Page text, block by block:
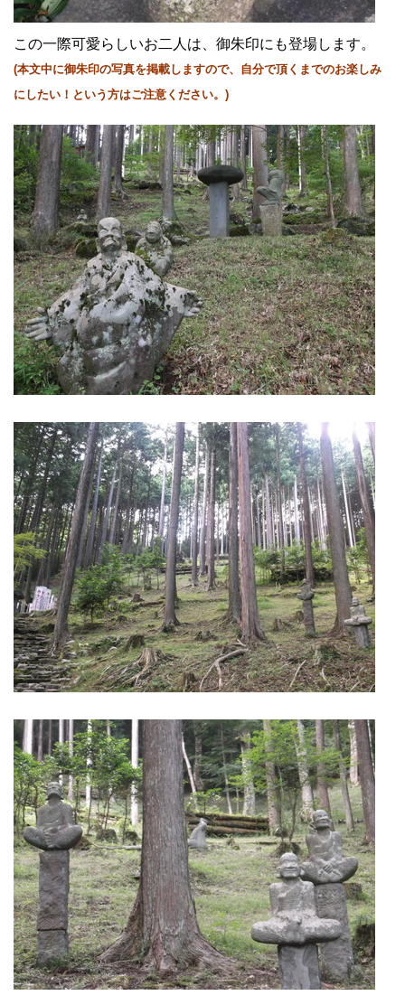
この一際可愛らしいお二人は、御朱印にも登場します。
(本文中に御朱印の写真を掲載しますので、自分で頂くまでのお楽しみ
にしたい！という方はご注意ください。)